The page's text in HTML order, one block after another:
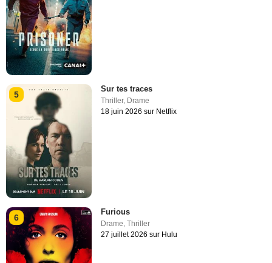
5
Sur tes traces
Thriller, Drame
18 juin 2026 sur Netflix
6
Furious
Drame,Thriller
27 juillet 2026 sur Hulu